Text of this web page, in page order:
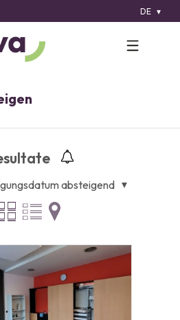
DE
absteigend